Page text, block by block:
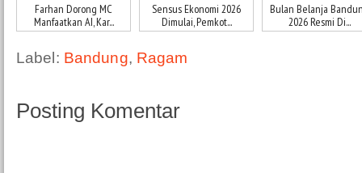
Farhan Dorong MC
Manfaatkan AI, Kar...
Sensus Ekonomi 2026
Dimulai, Pemkot...
Bulan Belanja
2026 Resmi Di...
Label: Bandung, Ragam
Posting Komentar